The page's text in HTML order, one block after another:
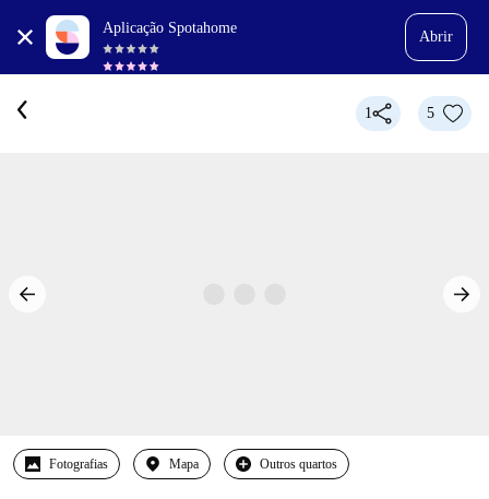
Aplicação Spotahome
Abrir
1 5
Fotografias Mapa Outros quartos